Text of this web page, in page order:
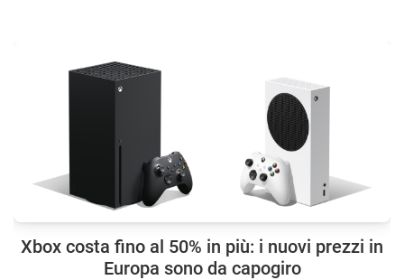
Xbox costa fino al 50% in più: i nuovi prezzi in
Europa sono da capogiro